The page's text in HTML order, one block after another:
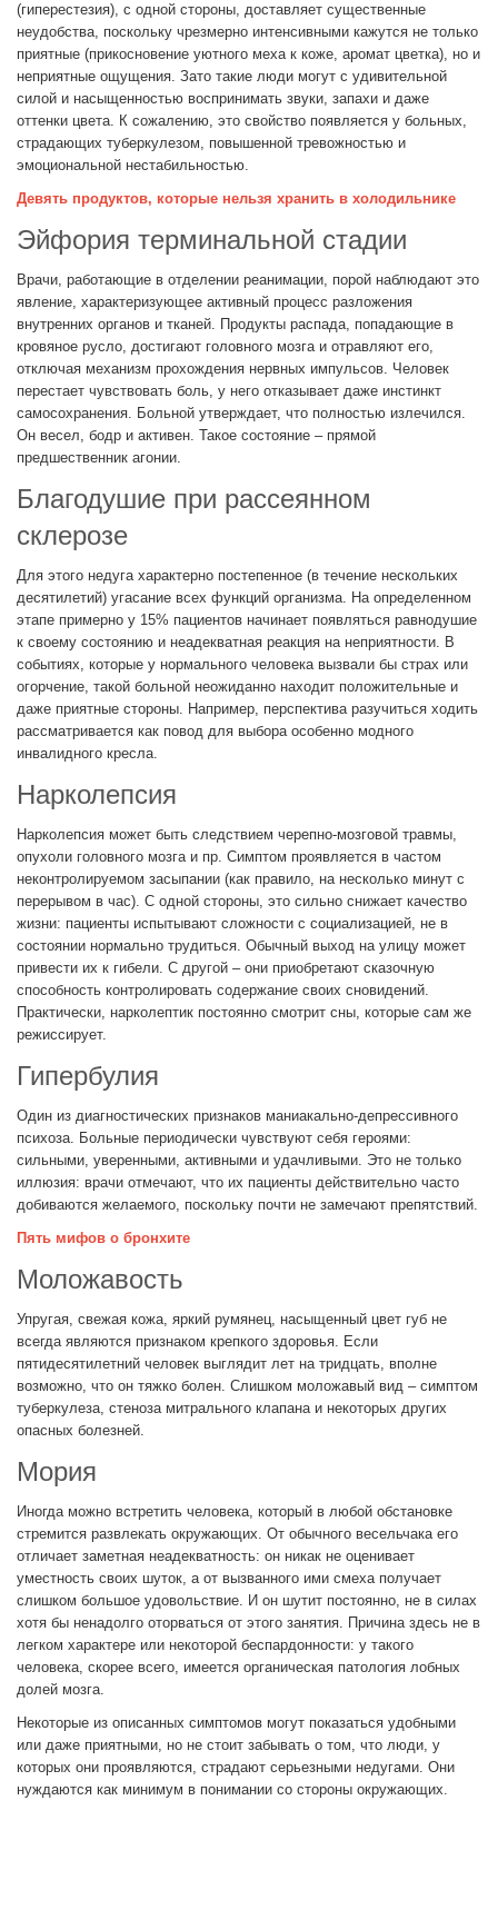
(гиперестезия), с одной стороны, доставляет существенные
неудобства, поскольку чрезмерно интенсивными кажутся не только
приятные (прикосновение уютного меха к коже, аромат цветка), но и
неприятные ощущения. Зато такие люди могут с удивительной
силой и насыщенностью воспринимать звуки, запахи и даже
оттенки цвета. К сожалению, это свойство появляется у больных,
страдающих туберкулезом, повышенной тревожностью и
эмоциональной нестабильностью.
Девять продуктов, которые нельзя хранить в холодильнике
Эйфория терминальной стадии
Врачи, работающие в отделении реанимации, порой наблюдают это
явление, характеризующее активный процесс разложения
внутренних органов и тканей. Продукты распада, попадающие в
кровяное русло, достигают головного мозга и отравляют его,
отключая механизм прохождения нервных импульсов. Человек
перестает чувствовать боль, у него отказывает даже инстинкт
самосохранения. Больной утверждает, что полностью излечился.
Он весел, бодр и активен. Такое состояние – прямой
предшественник агонии.
Благодушие при рассеянном
склерозе
Для этого недуга характерно постепенное (в течение нескольких
десятилетий) угасание всех функций организма. На определенном
этапе примерно у 15% пациентов начинает появляться равнодушие
к своему состоянию и неадекватная реакция на неприятности. В
событиях, которые у нормального человека вызвали бы страх или
огорчение, такой больной неожиданно находит положительные и
даже приятные стороны. Например, перспектива разучиться ходить
рассматривается как повод для выбора особенно модного
инвалидного кресла.
Нарколепсия
Нарколепсия может быть следствием черепно-мозговой травмы,
опухоли головного мозга и пр. Симптом проявляется в частом
неконтролируемом засыпании (как правило, на несколько минут с
перерывом в час). С одной стороны, это сильно снижает качество
жизни: пациенты испытывают сложности с социализацией, не в
состоянии нормально трудиться. Обычный выход на улицу может
привести их к гибели. С другой – они приобретают сказочную
способность контролировать содержание своих сновидений.
Практически, нарколептик постоянно смотрит сны, которые сам же
режиссирует.
Гипербулия
Один из диагностических признаков маниакально-депрессивного
психоза. Больные периодически чувствуют себя героями:
сильными, уверенными, активными и удачливыми. Это не только
иллюзия: врачи отмечают, что их пациенты действительно часто
добиваются желаемого, поскольку почти не замечают препятствий.
Пять мифов о бронхите
Моложавость
Упругая, свежая кожа, яркий румянец, насыщенный цвет губ не
всегда являются признаком крепкого здоровья. Если
пятидесятилетний человек выглядит лет на тридцать, вполне
возможно, что он тяжко болен. Слишком моложавый вид – симптом
туберкулеза, стеноза митрального клапана и некоторых других
опасных болезней.
Мория
Иногда можно встретить человека, который в любой обстановке
стремится развлекать окружающих. От обычного весельчака его
отличает заметная неадекватность: он никак не оценивает
уместность своих шуток, а от вызванного ими смеха получает
слишком большое удовольствие. И он шутит постоянно, не в силах
хотя бы ненадолго оторваться от этого занятия. Причина здесь не в
легком характере или некоторой беспардонности: у такого
человека, скорее всего, имеется органическая патология лобных
долей мозга.
Некоторые из описанных симптомов могут показаться удобными
или даже приятными, но не стоит забывать о том, что люди, у
которых они проявляются, страдают серьезными недугами. Они
нуждаются как минимум в понимании со стороны окружающих.